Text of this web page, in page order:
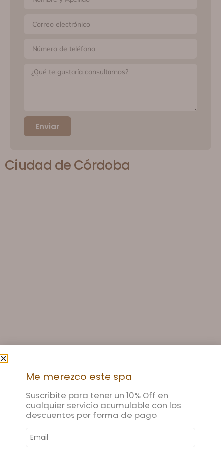
Enviar
Ciudad de Córdoba
Villa María
Me merezco este spa
Suscribite para tener un 10% Off en
cualquier servicio acumulable con los
descuentos por forma de pago